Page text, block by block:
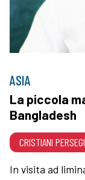
ASIA
La piccola
Bangladesh
CRISTIANI
In visita ad